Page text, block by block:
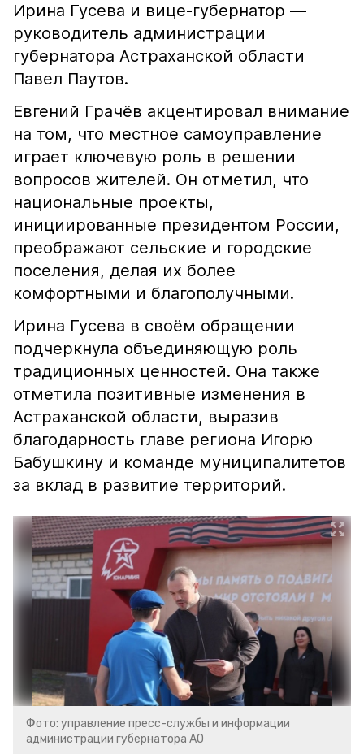
Ирина Гусева и вице-губернатор —
руководитель администрации
губернатора Астраханской области
Павел Паутов.
Евгений Грачёв акцентировал внимание
на том, что местное самоуправление
играет ключевую роль в решении
вопросов жителей. Он отметил, что
национальные проекты,
инициированные президентом России,
преображают сельские и городские
поселения, делая их более
комфортными и благополучными.
Ирина Гусева в своём обращении
подчеркнула объединяющую роль
традиционных ценностей. Она также
отметила позитивные изменения в
Астраханской области, выразив
благодарность главе региона Игорю
Бабушкину и команде муниципалитетов
за вклад в развитие территорий.
Фото: управление пресс-службы и информации
администрации губернатора АО